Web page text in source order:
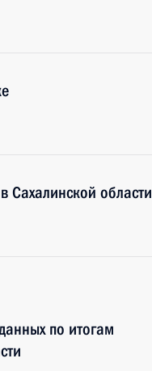
Сахалинской области
по итогам